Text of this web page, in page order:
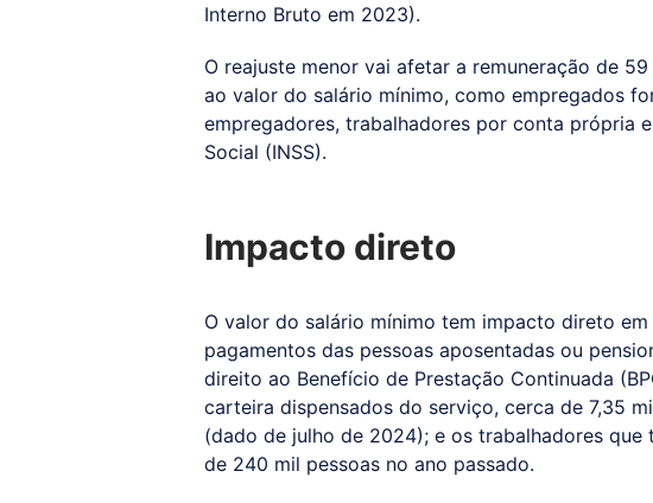
Interno Bruto em 2023).
O reajuste menor vai afetar a remuneração de
ao valor do salário mínimo, como empregados
empregadores, trabalhadores por conta própria
Social (INSS).
Impacto direto
O valor do salário mínimo tem impacto direto
pagamentos das pessoas aposentadas ou
direito ao Benefício de Prestação Continuada
carteira dispensados do serviço, cerca de 7,35
(dado de julho de 2024); e os trabalhadores
de 240 mil pessoas no ano passado.